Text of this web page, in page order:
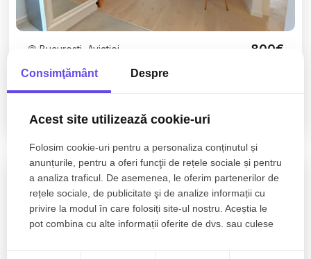
2 camere de închiriat – Nusco City Park Faza 2 |
Prima închiriere
Bucuresti, Aviatiei 800€
2 camere 1 baie 55mp
Inchiriat
Consimţământ Despre
Acest site utilizează cookie-uri
Folosim cookie-uri pentru a personaliza conținutul și
anunțurile, pentru a oferi funcţii de rețele sociale și pentru
a analiza traficul. De asemenea, le oferim partenerilor de
rețele sociale, de publicitate şi de analize informații cu
privire la modul în care folosiți site-ul nostru. Aceștia le
pot combina cu alte informații oferite de dvs. sau culese